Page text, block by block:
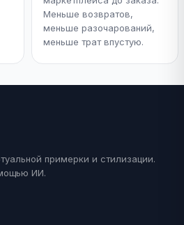
Меньше возвратов,
меньше разочарований,
меньше трат впустую.
примерки и стилизации.
ИИ.